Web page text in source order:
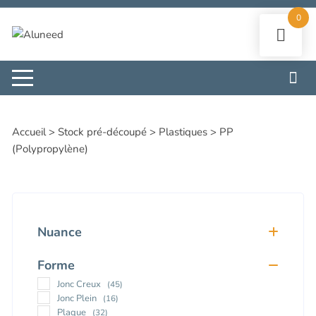
Aller
contenu
Accueil>Stock pré-découpé > Plastiques > PP
(Polypropylène)
Nuance
NA 2F lisses
Sans Nuance (71)
Forme
Jonc Creux (45)
Jonc Plein (16)
Plaque (32)
0